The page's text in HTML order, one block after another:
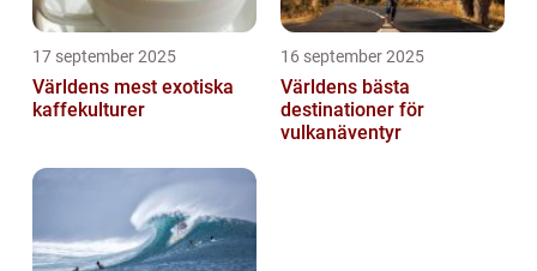
17 september 2025
Världens mest exotiska
kaffekulturer
16 september 2025
Världens bästa
destinationer för
vulkanäventyr